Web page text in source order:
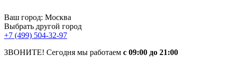
Ваш город: Москва
Выбрать другой город
+7 (499) 504-32-97
ЗВОНИТЕ! Сегодня мы работаем с 09:00 до 21:00